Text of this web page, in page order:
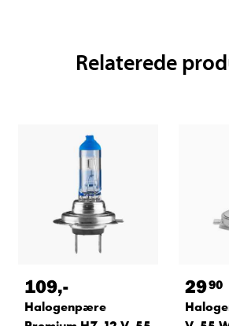
Relaterede
109,-
Halogenpære
2990